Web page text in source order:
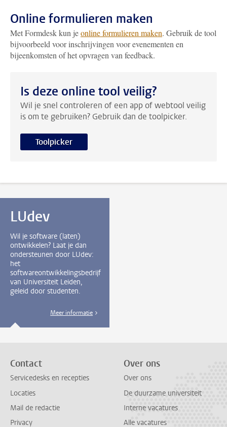
Online formulieren maken
Met Formdesk kun jeonline formulieren maken. Gebruik de tool
bijvoorbeeld voor inschrijvingen voor evenementen en
bijeenkomsten of het opvragen van feedback.
Is deze online tool veilig?
Wil je snel controleren of een app of webtool veilig
is om te gebruiken? Gebruik dan de toolpicker.
Toolpicker
LUdev
Wil je software (laten)
ontwikkelen? Laat je dan
ondersteunen door LUdev:
het
softwareontwikkelingsbedrijf
van Universiteit Leiden,
geleid door studenten.
Meer informatie
Contact
Servicedesks en recepties
Locaties
Mail de redactie
Privacy
Over ons
Over ons
De duurzame universiteit
Interne vacatures
Alle vacatures